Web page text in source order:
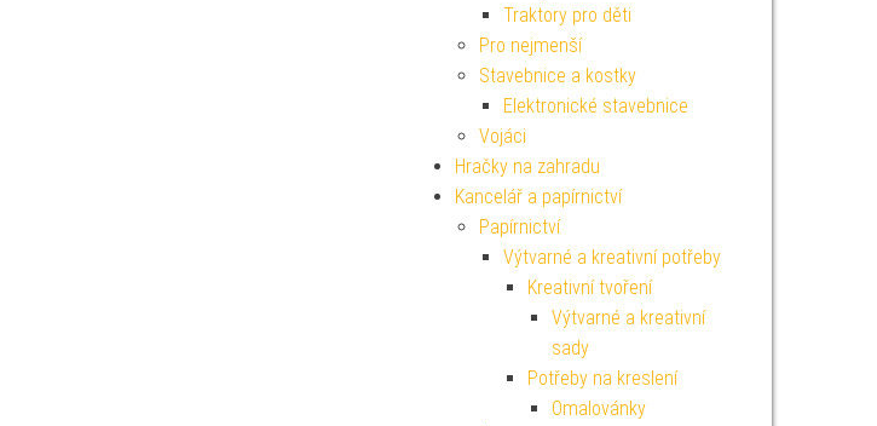
Traktory pro děti
Pro nejmenší
Stavebnice a kostky
Elektronické stavebnice
Vojáci
Hračky na zahradu
Kancelář a papírnictví
Papírnictví
Výtvarné a kreativní potřeby
Kreativní tvoření
Výtvarné a kreativní
sady
Potřeby na kreslení
Omalovánky